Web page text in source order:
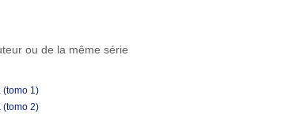
ou de la même série
(tomo 1)
(tomo 2)